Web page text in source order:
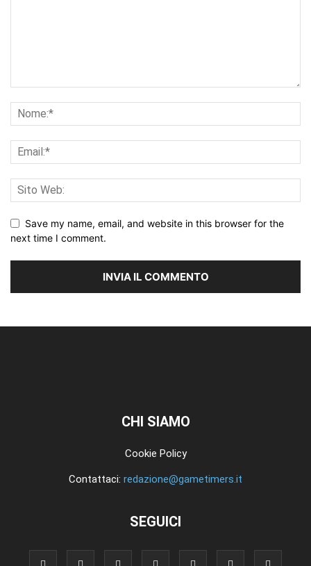
Save my name, email, and website in this browser for the
next time I comment.
CHI SIAMO
Cookie Policy
Contattaci: redazione@gametimers.it
SEGUICI